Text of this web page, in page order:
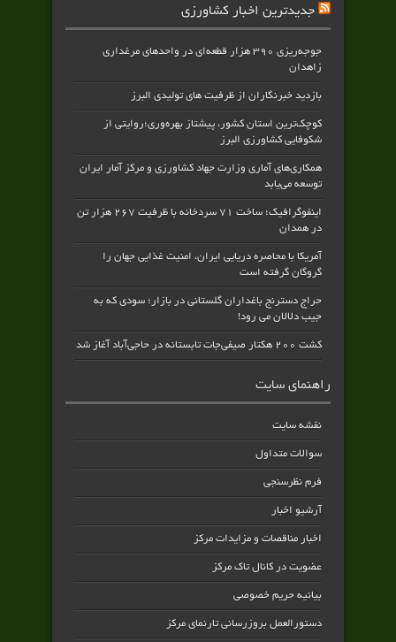
جدیدترین اخبار کشاورزی
جوجه‌ریزی ۳۹۰ هزار قطعه‌ای در واحدهای مرغداری
زاهدان
بازدید خبرنگاران از ظرفیت های تولیدی البرز
کوچک‌ترین استان کشور، پیشتاز بهره‌وری؛روایتی از
شکوفایی کشاورزی البرز
همکاری‌های آماری وزارت جهاد کشاورزی و مرکز آمار ایران
توسعه می‌یابد
اینفوگرافیک؛ ساخت ۷۱ سردخانه با ظرفیت ۲۶۷ هزار تن
در همدان
آمریکا با محاصره دریایی ایران، امنیت غذایی جهان را
گروگان گرفته است
حراج دسترنج باغداران گلستانی در بازار؛ سودی که به
جیب دلالان می رود!
کشت ۲۰۰ هکتار صیفی‌جات تابستانه در حاجی‌آباد آغاز شد
راهنمای سایت
نقشه سایت
سوالات متداول
فرم نظرسنجی
آرشیو اخبار
اخبار مناقصات و مزایدات مرکز
عضویت در کانال تاک مرکز
بیانیه حریم خصوصی
دستورالعمل بروزرسانی تارنمای مرکز